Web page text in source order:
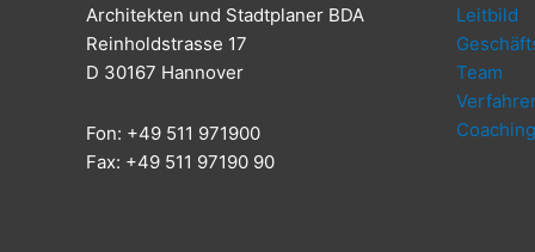
Archi­tek­ten und Stadt­pla­ner BDA
Rein­hold­stras­se 17
D 30167 Hannover
Fon: +49 511 971900
Fax: +49 511 97190 90
Leit­bild
Team
Coa­ching